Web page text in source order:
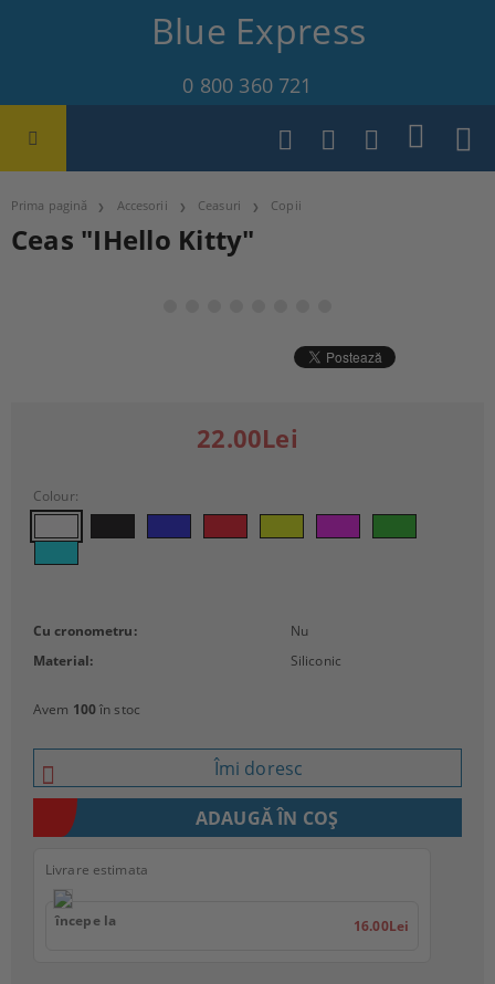
Blue Express
0 800 360 721
Prima pagină Accesorii Ceasuri Copii
Ceas "IHello Kitty"
22.00Lei
Colour:
Cu cronometru:
Nu
Material:
Siliconic
Avem 100în stoc
Îmi doresc
Livrare estimata
începe la 16.00Lei